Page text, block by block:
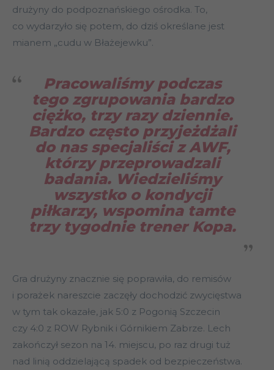
drużyny do podpoznańskiego ośrodka. To,
co wydarzyło się potem, do dziś określane jest
mianem „cudu w Błażejewku”.
Pracowaliśmy podczas
tego zgrupowania bardzo
ciężko, trzy razy dziennie.
Bardzo często przyjeżdżali
do nas specjaliści z AWF,
którzy przeprowadzali
badania. Wiedzieliśmy
wszystko o kondycji
piłkarzy, wspomina tamte
trzy tygodnie trener Kopa.
Gra drużyny znacznie się poprawiła, do remisów
i porażek nareszcie zaczęły dochodzić zwycięstwa
w tym tak okazałe, jak 5:0 z Pogonią Szczecin
czy 4:0 z ROW Rybnik i Górnikiem Zabrze. Lech
zakończył sezon na 14. miejscu, po raz drugi tuż
nad linią oddzielającą spadek od bezpieczeństwa.